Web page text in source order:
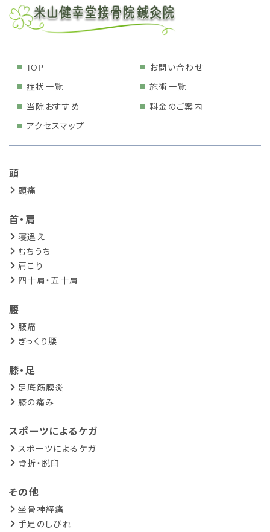
TOP
お問い合わせ
症状一覧
施術一覧
当院おすすめ
料金のご案内
アクセスマップ
頭
頭痛
首・肩
寝違え
むちうち
肩こり
四十肩・五十肩
腰
腰痛
ぎっくり腰
膝・足
足底筋膜炎
膝の痛み
スポーツによるケガ
スポーツによるケガ
骨折・脱臼
その他
坐骨神経痛
手足のしびれ